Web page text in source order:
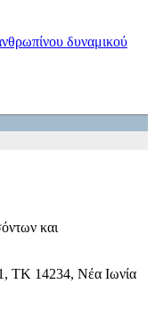
και
ΤΚ 14234, Νέα Ιωνία